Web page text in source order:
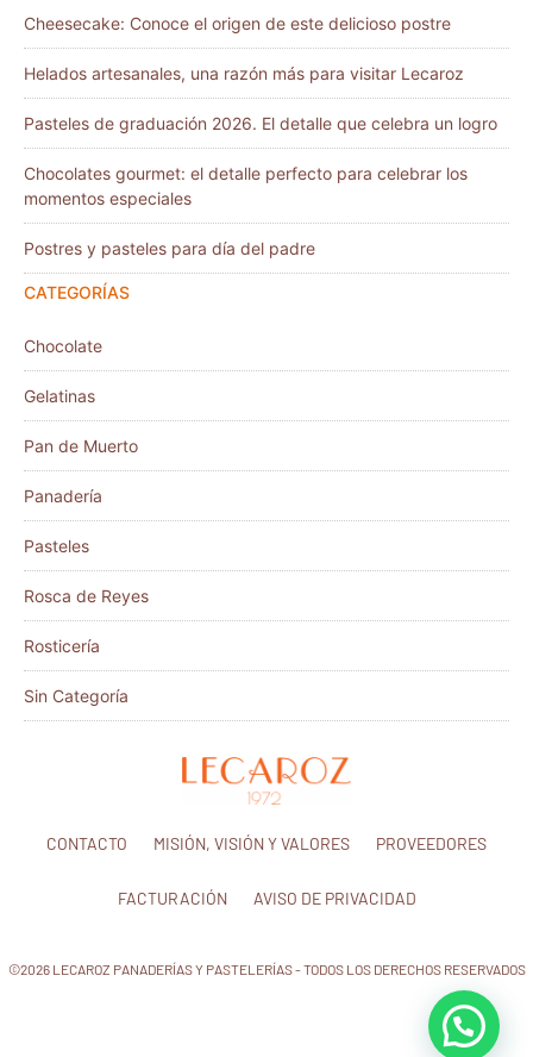
Cheesecake: Conoce el origen de este delicioso postre
Helados artesanales, una razón más para visitar Lecaroz
Pasteles de graduación 2026. El detalle que celebra un logro
Chocolates gourmet: el detalle perfecto para celebrar los
momentos especiales
Postres y pasteles para día del padre
CATEGORÍAS
Chocolate
Gelatinas
Pan de Muerto
Panadería
Pasteles
Rosca de Reyes
Rosticería
Sin Categoría
CONTACTO MISIÓN, VISIÓN Y VALORES PROVEEDORES
FACTURACIÓN AVISO DE PRIVACIDAD
©2026 LECAROZ PANADERÍAS Y PASTELERÍAS - TODOS LOS DERECHOS RESERVADOS